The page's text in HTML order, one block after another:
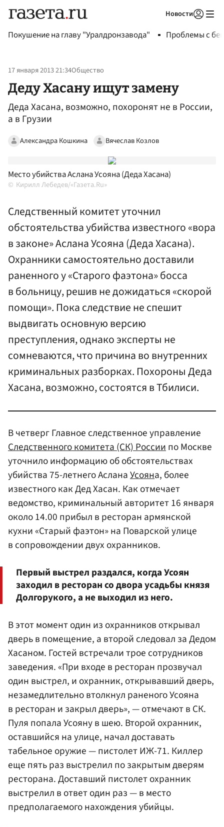
Новости
Покушение на главу "Уралдронзавода" Проблемы с
17 января 2013 21:34Общество
Деду Хасану ищут замену
Деда Хасана, возможно, похоронят не в России,
а в Грузии
Александра Кошкина Вячеслав Козлов
Место убийства Аслана Усояна (Деда Хасана)
Кирилл Лебедев/«Газета.Ru»
Следственный комитет уточнил
обстоятельства убийства известного «вора
в законе» Аслана Усояна (Деда Хасана).
Охранники самостоятельно доставили
раненного у «Старого фаэтона» босса
в больницу, решив не дожидаться «скорой
помощи». Пока следствие не спешит
выдвигать основную версию
преступления, однако эксперты не
сомневаются, что причина во внутренних
криминальных разборках. Похороны Деда
Хасана, возможно, состоятся в Тбилиси.
В четверг Главное следственное управление
Следственного комитета (СК) Россиипо Москве
уточнило информацию об обстоятельствах
убийства 75-летнего АсланаУсояна, более
известного как Дед Хасан. Как отмечает
ведомство, криминальный авторитет 16 января
около 14.00 прибыл в ресторан армянской
кухни «Старый фаэтон» на Поварской улице
в сопровождении двух охранников.
Первый выстрел раздался, когда Усоян
заходил в ресторан со двора усадьбы князя
Долгорукого, а не выходил из него.
В этот момент один из охранников открывал
дверь в помещение, а второй следовал за Дедом
Хасаном. Гостей встречали трое сотрудников
заведения. «При входе в ресторан прозвучал
один выстрел, и охранник, открывавший дверь,
незамедлительно втолкнул раненого Усояна
в ресторан и закрыл дверь», — отмечают в СК.
Пуля попала Усояну в шею. Второй охранник,
оставшийся на улице, начал доставать
табельное оружие — пистолет ИЖ-71. Киллер
еще пять раз выстрелил по закрытым дверям
ресторана. Доставший пистолет охранник
выстрелил в ответ один раз — в место
предполагаемого нахождения убийцы.